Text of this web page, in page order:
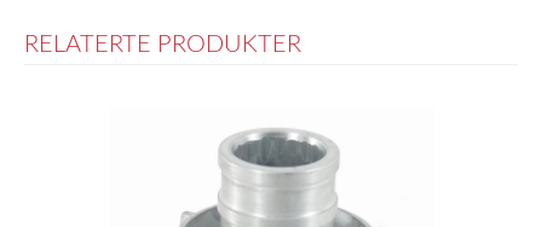
RELATERTE PRODUKTER